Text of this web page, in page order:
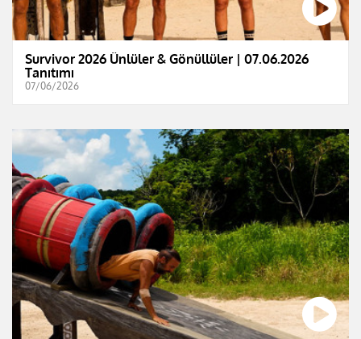
Survivor 2026 Ünlüler & Gönüllüler | 07.06.2026
Tanıtımı
07/06/2026